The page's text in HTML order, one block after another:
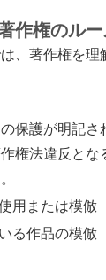
作権のル
、著作権を理
保護が明記さ
権法違反とな
用または模倣
る作品の模倣